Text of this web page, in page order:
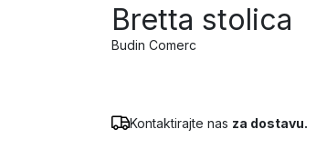
Bretta stolica
Budin Comerc
Kontaktirajte nas za dostavu.